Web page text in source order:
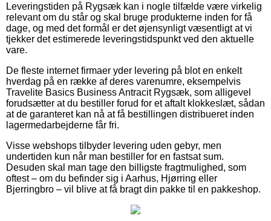
Leveringstiden på Rygsæk kan i nogle tilfælde være virkelig
relevant om du står og skal bruge produkterne inden for få
dage, og med det formål er det øjensynligt væsentligt at vi
tjekker det estimerede leveringstidspunkt ved den aktuelle
vare.
De fleste internet firmaer yder levering på blot en enkelt
hverdag på en række af deres varenumre, eksempelvis
Travelite Basics Business Antracit Rygsæk, som alligevel
forudsætter at du bestiller forud for et aftalt klokkeslæt, sådan
at de garanteret kan nå at få bestillingen distribueret inden
lagermedarbejderne får fri.
Visse webshops tilbyder levering uden gebyr, men
undertiden kun når man bestiller for en fastsat sum.
Desuden skal man tage den billigste fragtmulighed, som
oftest – om du befinder sig i Aarhus, Hjørring eller
Bjerringbro – vil blive at få bragt din pakke til en pakkeshop.